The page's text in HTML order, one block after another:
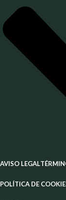
AVISO LEGAL
POLÍTICA DE